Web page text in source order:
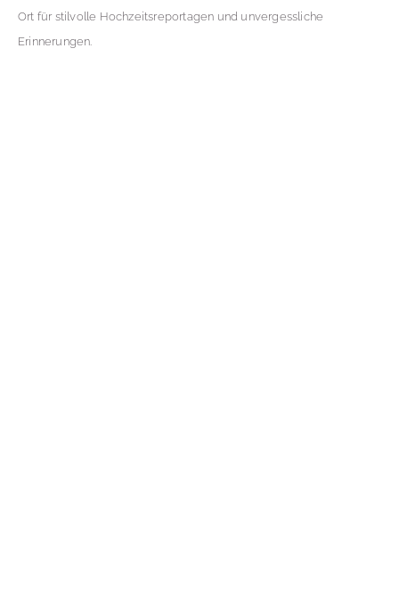
Ort für stilvolle Hochzeitsreportagen und unvergessliche
Erinnerungen.